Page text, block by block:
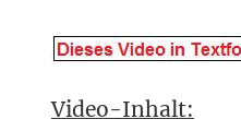
Video-Inhalt: